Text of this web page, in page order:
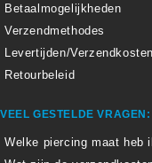
Betaalmogelijkheden
Verzendmethodes
Levertijden/Verzendkosten
Retourbeleid
VEEL GESTELDE VRAGEN:
Welke piercing maat heb